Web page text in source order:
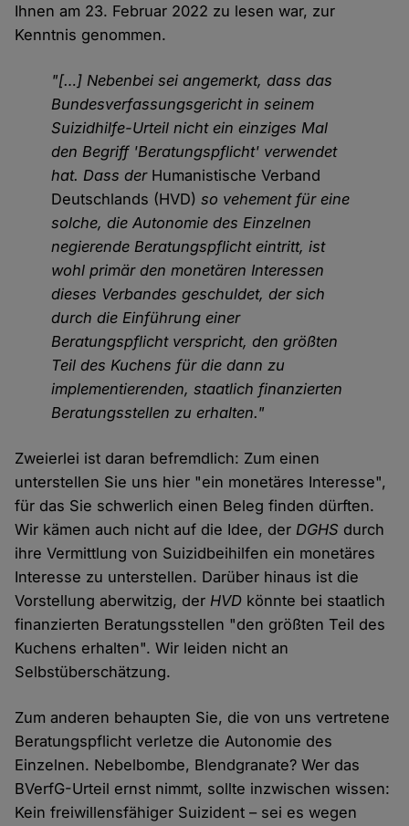
Ihnen am 23. Februar 2022 zu lesen war, zur
Kenntnis genommen.
"[…] Nebenbei sei angemerkt, dass das
Bundesverfassungsgericht in seinem
Suizidhilfe-Urteil nicht ein einziges Mal
den Begriff 'Beratungspflicht' verwendet
hat. Dass der Humanistische Verband
Deutschlands (HVD) so vehement für eine
solche, die Autonomie des Einzelnen
negierende Beratungspflicht eintritt, ist
wohl primär den monetären Interessen
dieses Verbandes geschuldet, der sich
durch die Einführung einer
Beratungspflicht verspricht, den größten
Teil des Kuchens für die dann zu
implementierenden, staatlich finanzierten
Beratungsstellen zu erhalten."
Zweierlei ist daran befremdlich: Zum einen
unterstellen Sie uns hier "ein monetäres Interesse",
für das Sie schwerlich einen Beleg finden dürften.
Wir kämen auch nicht auf die Idee, derDGHS durch
ihre Vermittlung von Suizidbeihilfen ein monetäres
Interesse zu unterstellen. Darüber hinaus ist die
Vorstellung aberwitzig, derHVD könnte bei staatlich
finanzierten Beratungsstellen "den größten Teil des
Kuchens erhalten". Wir leiden nicht an
Selbstüberschätzung.
Zum anderen behaupten Sie, die von uns vertretene
Beratungspflicht verletze die Autonomie des
Einzelnen. Nebelbombe, Blendgranate? Wer das
BVerfG-Urteil ernst nimmt, sollte inzwischen wissen:
Kein freiwillensfähiger Suizident – sei es wegen